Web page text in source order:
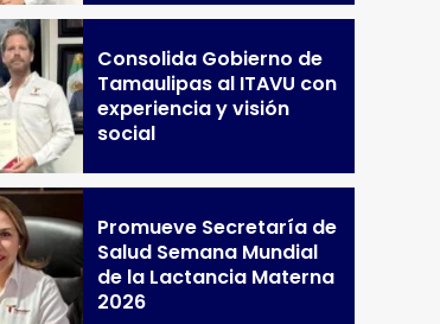
Consolida Gobierno de
Tamaulipas al ITAVU con
experiencia y visión
social
Promueve Secretaría de
Salud Semana Mundial
de la Lactancia Materna
2026